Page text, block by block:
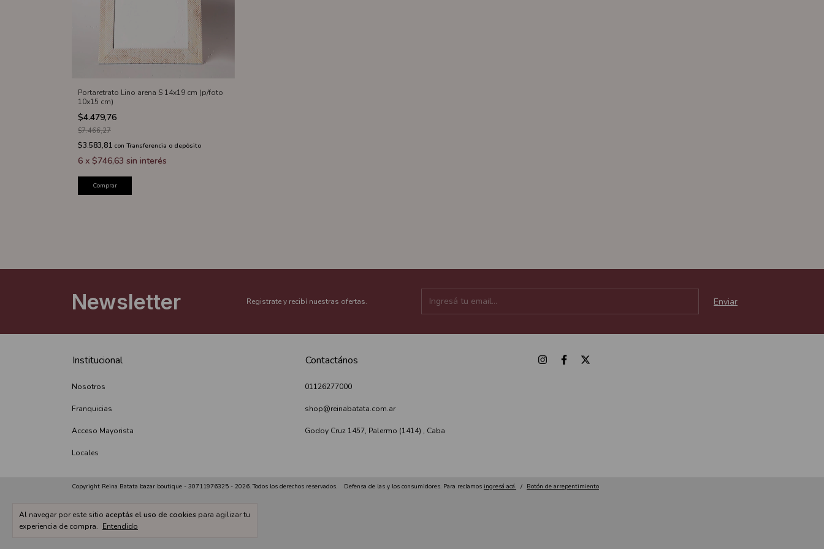
Al navegar por este sitio aceptás el uso de cookies para agilizar tu
experiencia de compra. Entendido
Portaretrato Lino arena S 14x19 cm (p/foto
10x15 cm)
$4.479,76
$7.466,27
$3.583,81 con Transferencia o depósito
6 x $746,63 sin interés
Comprar
Newsletter Registrate y recibí nuestras ofertas.
Institucional
Nosotros
Franquicias
Acceso Mayorista
Locales
Contactános
01126277000
shop@reinabatata.com.ar
Godoy Cruz 1457, Palermo (1414) , Caba
Copyright Reina Batata bazar boutique - 30711976325 - 2026. Todos los derechos reservados. Defensa de las y los consumidores. Para reclamos ingresá acá. / Botón de arrepentimiento